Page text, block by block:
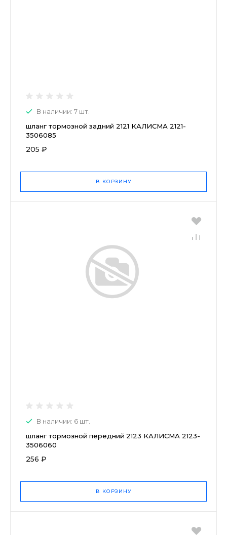
В наличии: 7 шт.
шланг тормозной задний 2121 КАЛИСМА 2121-
3506085
205 ₽
В КОРЗИНУ
В наличии: 6 шт.
шланг тормозной передний 2123 КАЛИСМА 2123-
3506060
256 ₽
В КОРЗИНУ